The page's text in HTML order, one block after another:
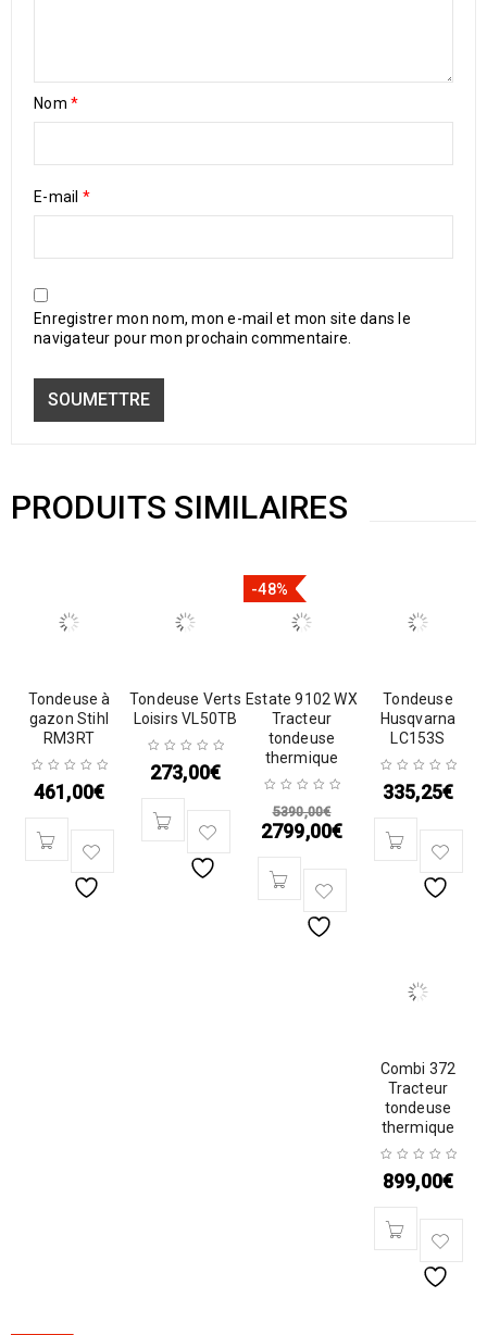
Nom *
E-mail *
Enregistrer mon nom, mon e-mail et mon site dans le
navigateur pour mon prochain commentaire.
PRODUITS SIMILAIRES
Tondeuse à
gazon Stihl
RM3RT
461,00€
Tondeuse Verts
Loisirs VL50TB
273,00€
-48%
Estate 9102 WX
Tracteur
tondeuse
thermique
5390,00€
2799,00€
Tondeuse
Husqvarna
LC153S
335,25€
Combi 372
Tracteur
tondeuse
thermique
899,00€